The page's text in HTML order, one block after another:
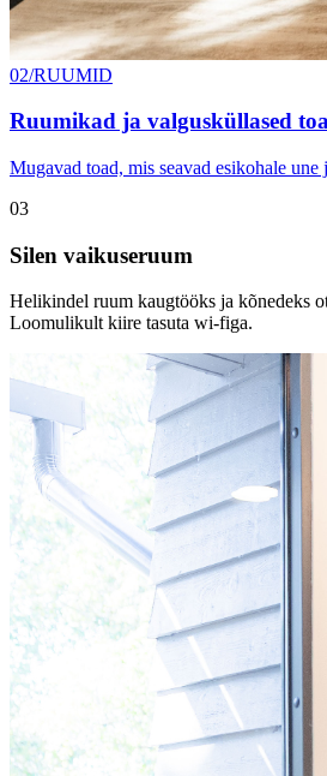
02/RUUMID
Ruumikad ja valgusküllased
Mugavad toad, mis seavad esikohale une
03
Silen vaikuseruum
Helikindel ruum kaugtööks ja kõnedeks
Loomulikult kiire tasuta wi-figa.